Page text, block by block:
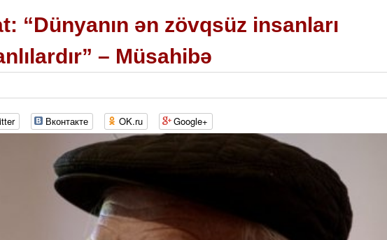
“Dünyanın ən zövqsüz insanları
– Müsahibə
Вконтакте OK.ru Google+